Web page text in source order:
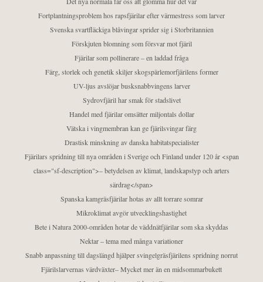
Fortplantningsproblem hos rapsfjärilar efter värmestress som larver
Svenska svartfläckiga blåvingar sprider sig i Storbritannien
Förskjuten blomning som försvar mot fjäril
Fjärilar som pollinerare – en laddad fråga
Färg, storlek och genetik skiljer skogspärlemorfjärilens former
UV-ljus avslöjar busksnabbvingens larver
Sydrovfjäril har smak för stadslivet
Handel med fjärilar omsätter miljontals dollar
Vätska i vingmembran kan ge fjärilsvingar färg
Drastisk minskning av danska habitatspecialister
Fjärilars spridning till nya områden i Sverige och Finland under 120 år <span
class="sf-description">– betydelsen av klimat, landskapstyp och arters
särdrag</span>
Spanska kamgräsfjärilar hotas av allt torrare somrar
Mikroklimat avgör utvecklingshastighet
Bete i Natura 2000-områden hotar de väddnätfjärilar som ska skyddas
Nektar – tema med många variationer
Snabb anpassning till dagslängd hjälper svingelgräsfjärilens spridning norrut
Fjärilslarvernas värdväxter– Mycket mer än en midsommarbukett